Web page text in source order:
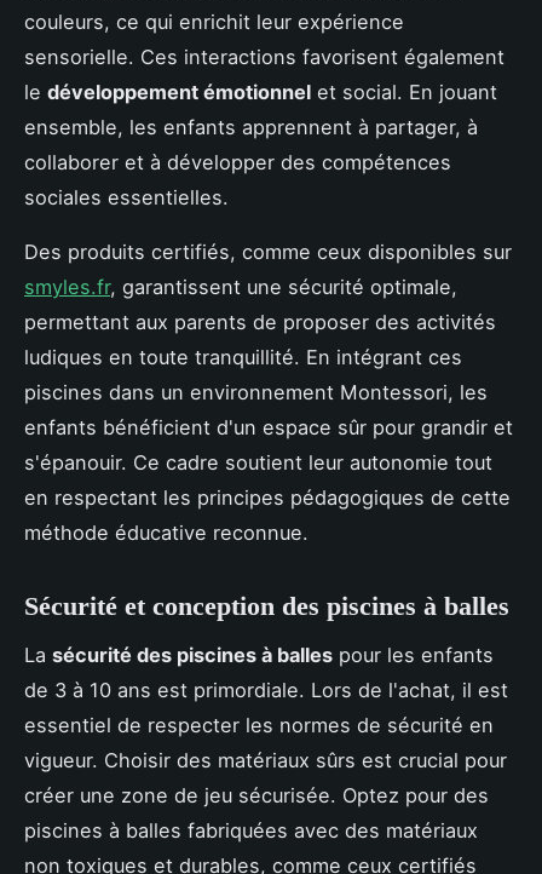
couleurs, ce qui enrichit leur expérience
sensorielle. Ces interactions favorisent également
le développement émotionnel et social. En jouant
ensemble, les enfants apprennent à partager, à
collaborer et à développer des compétences
sociales essentielles.
Des produits certifiés, comme ceux disponibles sur
smyles.fr, garantissent une sécurité optimale,
permettant aux parents de proposer des activités
ludiques en toute tranquillité. En intégrant ces
piscines dans un environnement Montessori, les
enfants bénéficient d'un espace sûr pour grandir et
s'épanouir. Ce cadre soutient leur autonomie tout
en respectant les principes pédagogiques de cette
méthode éducative reconnue.
Sécurité et conception des piscines à balles
La sécurité des piscines à balles pour les enfants
de 3 à 10 ans est primordiale. Lors de l'achat, il est
essentiel de respecter les normes de sécurité en
vigueur. Choisir des matériaux sûrs est crucial pour
créer une zone de jeu sécurisée. Optez pour des
piscines à balles fabriquées avec des matériaux
non toxiques et durables, comme ceux certifiés